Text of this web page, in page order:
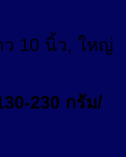
ว 10 นิ้ว, ใหญ่
230 กรัม/